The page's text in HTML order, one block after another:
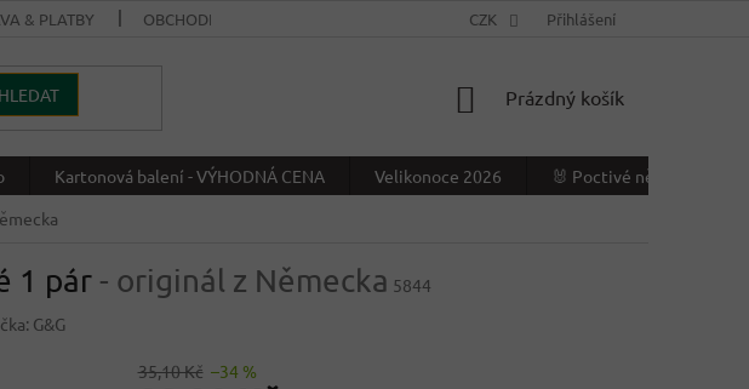
& PLATBY OBCHODNÍ PODMÍNKY VÝDEJNÍ MÍSTO
CZK Přihlášení
HLEDAT
NÁKUPNÍ
Prázdný košík
Kartonová balení - VÝHODNÁ CENA Velikonoce 2026
🐰 Poctivé německé
1 pár - originál z Německa 5844
G&G
35,10 Kč –34 %